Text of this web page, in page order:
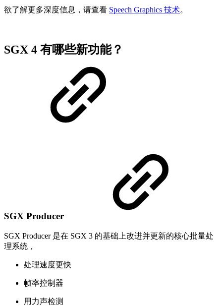
欲了解更多深度信息，请查看 Speech Graphics 技术。
SGX 4 有哪些新功能？
SGX Producer
SGX Producer 是在 SGX 3 的基础上改进并更新的核心批量处
理系统，
处理速度更快
帧率控制器
用力声检测